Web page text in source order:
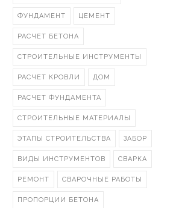
ФУНДАМЕНТ ЦЕМЕНТ
РАСЧЕТ БЕТОНА
СТРОИТЕЛЬНЫЕ ИНСТРУМЕНТЫ
РАСЧЕТ КРОВЛИ ДОМ
РАСЧЕТ ФУНДАМЕНТА
СТРОИТЕЛЬНЫЕ МАТЕРИАЛЫ
ЭТАПЫ СТРОИТЕЛЬСТВА ЗАБОР
ВИДЫ ИНСТРУМЕНТОВ СВАРКА
РЕМОНТ СВАРОЧНЫЕ РАБОТЫ
ПРОПОРЦИИ БЕТОНА